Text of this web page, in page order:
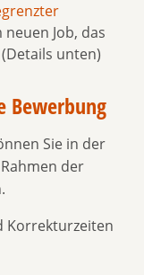
Job, das
unten)
Bewerbung
Sie in der
der
Korrekturzeiten